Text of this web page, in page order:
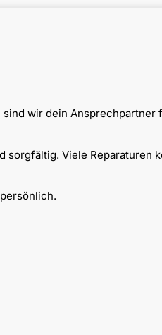
wir dein Ansprechpartner
Viele Reparaturen